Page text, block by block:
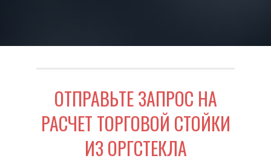
ОТПРАВЬТЕ ЗАПРОС НА
РАСЧЕТ ТОРГОВОЙ СТОЙКИ
ИЗ ОРГСТЕКЛА